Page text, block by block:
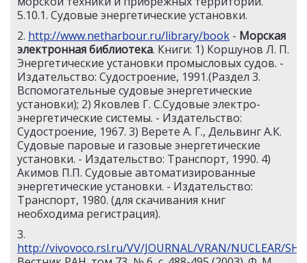
5.10.1. Судовые энергетические установки.
2. http://www.netharbour.ru/library/book - Морская
электронная библиотека. Книги: 1) Коршунов Л. П.
Энергетические установки промысловых судов. -
Издательство: Судостроение, 1991.(Раздел 3.
Вспомогательные судовые энергетические
установки); 2) Яковлев Г. С.Судовые электро-
энергетические системы. - Издательство:
Судостроение, 1967. 3) Верете А. Г., Дельвинг А.К.
Судовые паровые и газовые энергетические
установки. - Издательство: Транспорт, 1990. 4)
Акимов П.П. Судовые автоматизированные
энергетические установки. - Издательство:
Транспорт, 1980. (для скачивания книг
необходима регистрация).
3.
http://vivovoco.rsl.ru/VV/JOURNAL/VRAN/NUCLEAR/